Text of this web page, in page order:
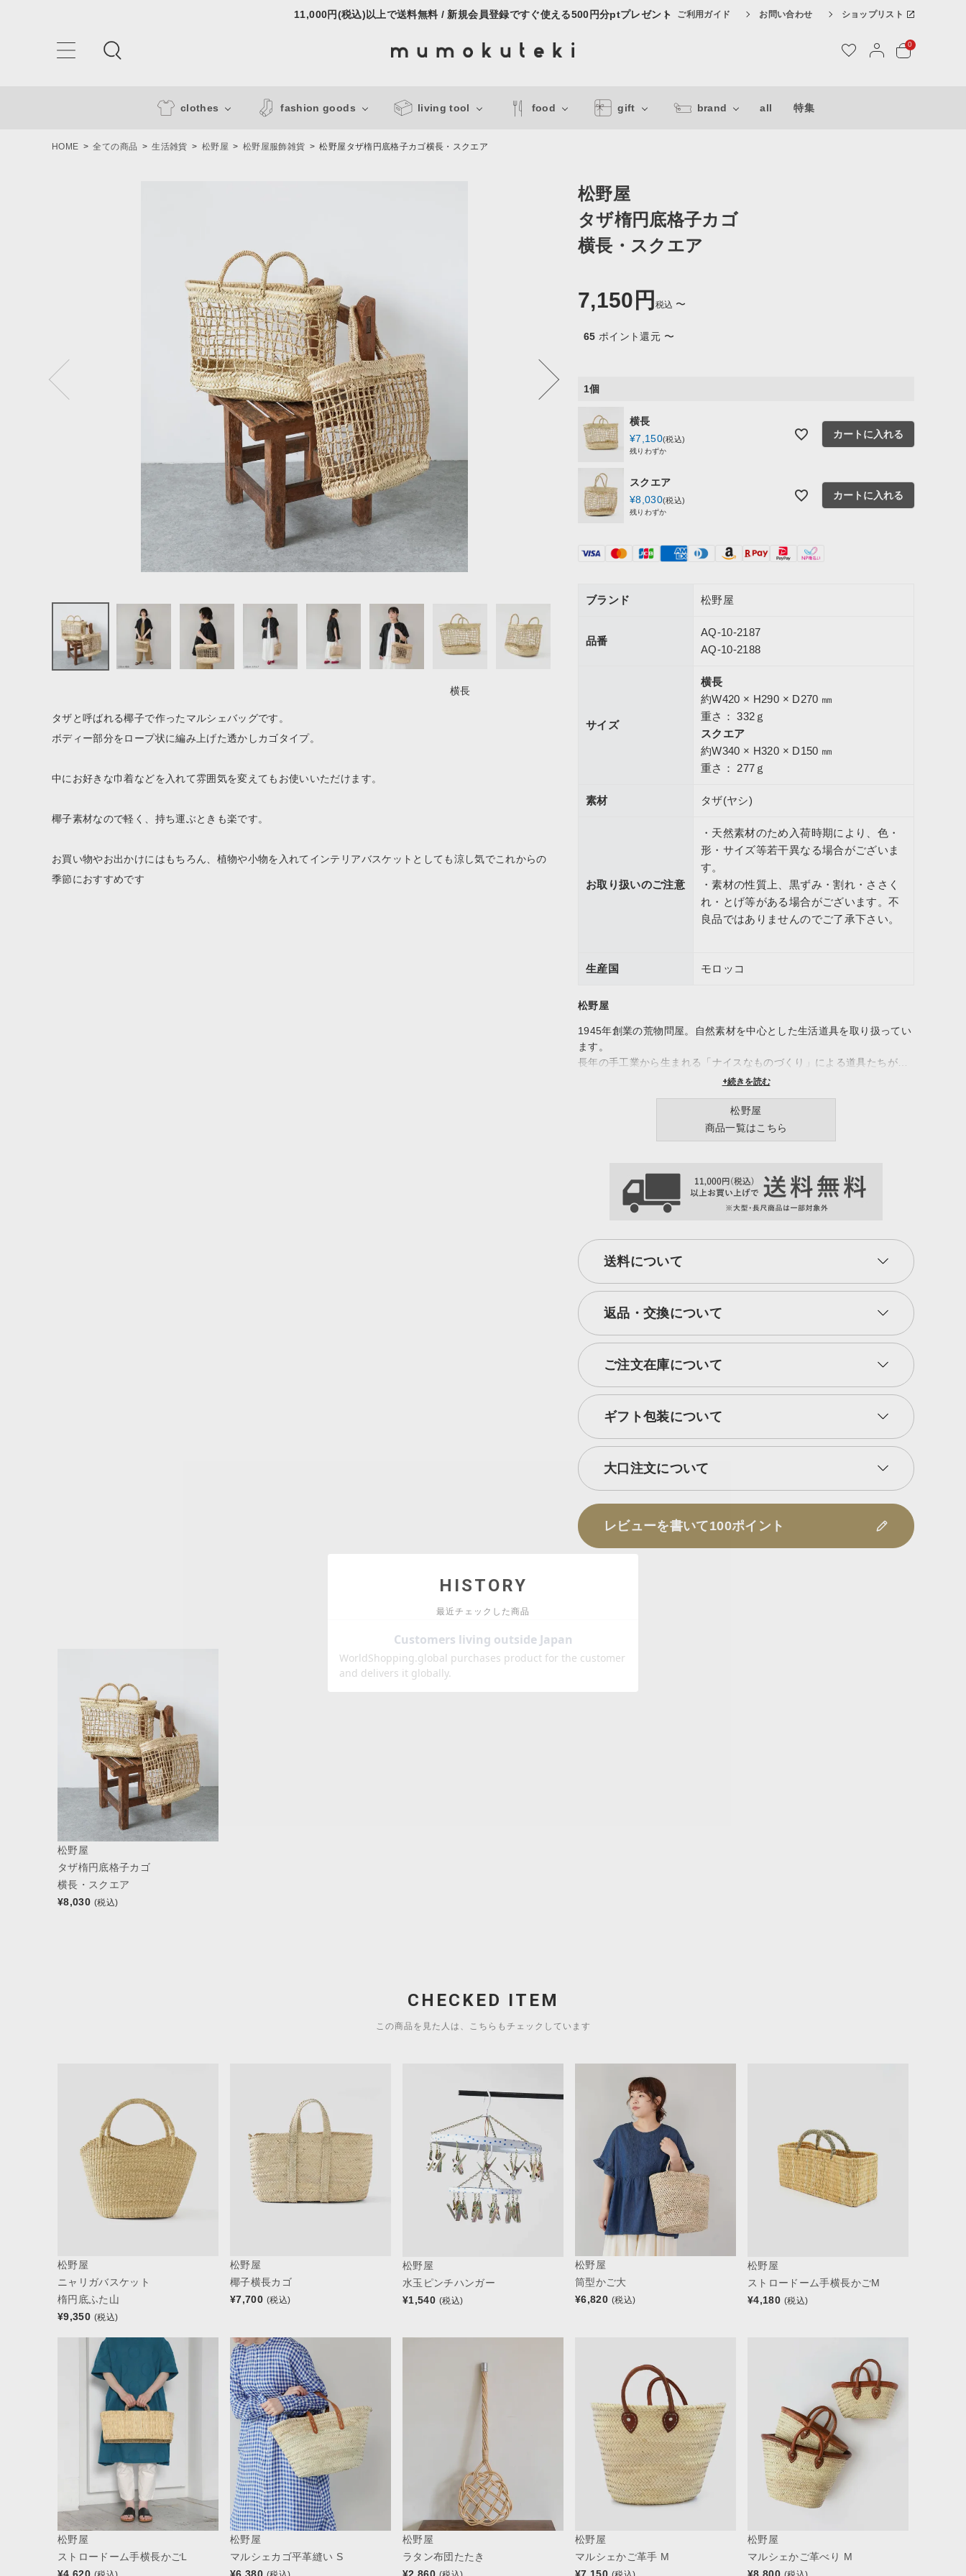
11,000円(税込)以上で送料無料 / 新規会員登録ですぐ使える500円分ptプレゼント ご利用ガイド お問い合わせ ショップリスト
0
clothes fashion goods living tool food gift brand all 特集
新規会員登録
CATEGORY
ナチュラル服
生活雑貨
全ての商品
HOME 全ての商品 生活雑貨 松野屋 松野屋服飾雑貨 松野屋タザ楕円底格子カゴ横長・スクエア
横長
タザと呼ばれる椰子で作ったマルシェバッグです。
ボディー部分をロープ状に編み上げた透かしカゴタイプ。
中にお好きな巾着などを入れて雰囲気を変えてもお使いいただけます。
椰子素材なので軽く、持ち運ぶときも楽です。
お買い物やお出かけにはもちろん、植物や小物を入れてインテリアバスケットとしても涼し気でこれからの
季節におすすめです
松野屋
タザ楕円底格子カゴ
横長・スクエア
7,150 税込 〜
65 ポイント還元 〜
1個
横長
¥7,150 税込
残りわずか
カートに入れる
スクエア
¥8,030 税込
残りわずか
カートに入れる
ブランド 松野屋
品番
AQ-10-2187
AQ-10-2188
サイズ
横長
約W420 × H290 × D270 ㎜
重さ： 332ｇ
スクエア
約W340 × H320 × D150 ㎜
重さ： 277ｇ
素材 タザ(ヤシ)
お取り扱いのご注意
・天然素材のため入荷時期により、色・
形・サイズ等若干異なる場合がございま
す。
・素材の性質上、黒ずみ・割れ・ささく
れ・とげ等がある場合がございます。不
良品ではありませんのでご了承下さい。
生産国 モロッコ
松野屋
1945年創業の荒物問屋。自然素材を中心とした生活道具を取り扱ってい
ます。
長年の手工業から生まれる「ナイスなものづくり」による道具たちが、
+続きを読む
松野屋
商品一覧はこちら
送料について
返品・交換について
ご注文在庫について
ギフト包装について
大口注文について
レビューを書いて100ポイント
HISTORY
最近チェックした商品
松野屋
タザ楕円底格子カゴ
横長・スクエア
¥8,030 (税込)
CHECKED ITEM
この商品を見た人は、こちらもチェックしています
松野屋
ニャリガバスケット
楕円底ふた山
¥9,350 (税込)
松野屋
椰子横長カゴ
¥7,700 (税込)
松野屋
水玉ピンチハンガー
¥1,540 (税込)
松野屋
筒型かご大
¥6,820 (税込)
松野屋
ストロードーム手横長かごM
¥4,180 (税込)
松野屋
ストロードーム手横長かごL
松野屋
マルシェカゴ平革縫い S
松野屋
ラタン布団たたき
松野屋
マルシェかご革手 M
松野屋
マルシェかご革べり M